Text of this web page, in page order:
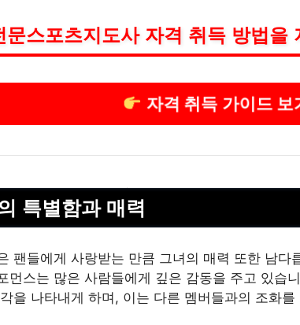
문스포츠지도사 자격 취득 방법을
자격 취득 가이드 보
특별함과 매력
팬들에게 사랑받는 만큼 그녀의 매력 또한 남다
먼스는 많은 사람들에게 깊은 감동을 주고 있습
을 나타내게 하며, 이는 다른 멤버들과의 조화